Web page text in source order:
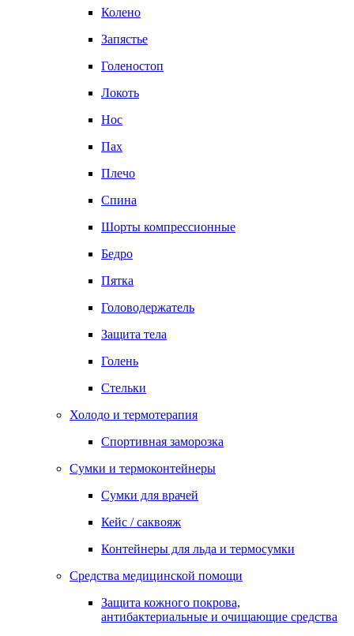
Колено
Запястье
Голеностоп
Локоть
Нос
Пах
Плечо
Спина
Шорты компрессионные
Бедро
Пятка
Головодержатель
Защита тела
Голень
Стельки
Холодо и термотерапия
Спортивная заморозка
Сумки и термоконтейнеры
Сумки для врачей
Кейс / саквояж
Контейнеры для льда и термосумки
Средства медицинской помощи
Защита кожного покрова,
антибактериальные и очищающие средства